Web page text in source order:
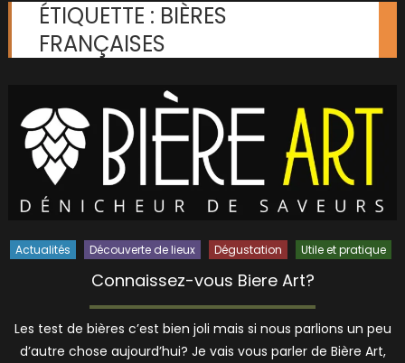
ÉTIQUETTE : BIÈRES
FRANÇAISES
Actualités Découverte de lieux Dégustation Utile et pratique
Connaissez-vous Biere Art?
Les test de bières c’est bien joli mais si nous parlions un peu
d’autre chose aujourd’hui? Je vais vous parler de Bière Art,